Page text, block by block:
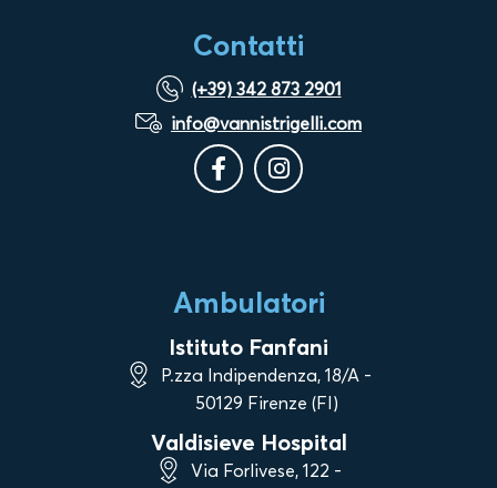
Contatti
(+39) 342 873 2901
info@vannistrigelli.com
Ambulatori
Istituto Fanfani
P.zza Indipendenza, 18/A -
50129 Firenze (FI)
Valdisieve Hospital
Via Forlivese, 122 -